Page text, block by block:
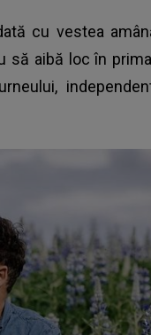
cu vestea
să aibă loc în